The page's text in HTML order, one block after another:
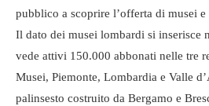
pubblico a scoprire l’offerta di musei
Il dato dei musei lombardi si inserisce
vede attivi 150.000 abbonati nelle tre
Musei, Piemonte, Lombardia e Valle
palinsesto costruito da Bergamo e